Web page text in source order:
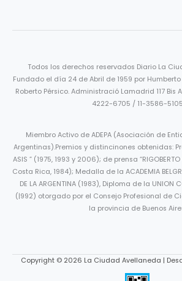
Todos los derechos reservados Diario La
Fundado el día 24 de Abril de 1959 por
Roberto Pérsico. Administració Lamadrid 117 Bis
4222-6705 / 11-3586-5105
Miembro Activo de ADEPA (Asociación de
Argentinas).Premios y distincinones obtenidas:
ASIS ” (1975, 1993 y 2006); de prensa
Costa Rica, 1984); Medalla de la ACADEMIA
DE LA ARGENTINA (1983), Diploma de la UNION
(|992) otorgado por el Consejo Profesional de
la provincia de Buenos
Copyright © 2026 La Ciudad Avellaneda |